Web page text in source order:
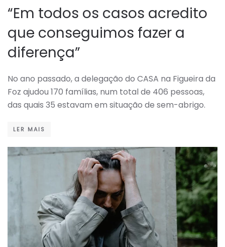
“Em todos os casos acredito
que conseguimos fazer a
diferença”
No ano passado, a delegação do CASA na Figueira da
Foz ajudou 170 famílias, num total de 406 pessoas,
das quais 35 estavam em situação de sem-abrigo.
LER MAIS